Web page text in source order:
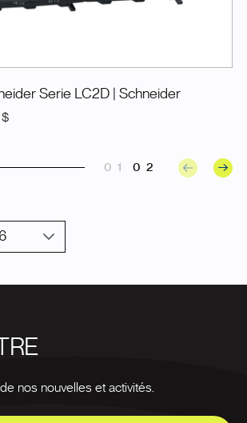
Serie LC2D | Schneider
$
01 02
nos nouvelles et activités.